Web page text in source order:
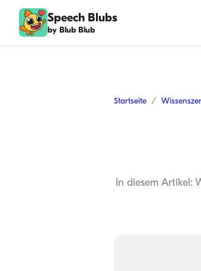
Speech Blubs
by Blub Blub
Startseite
In diesem Artikel: